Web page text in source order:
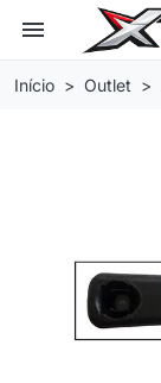
menu
Início Outlet